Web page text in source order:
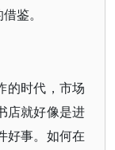
鉴。
的时代，市场
店就好像是进
好事。如何在